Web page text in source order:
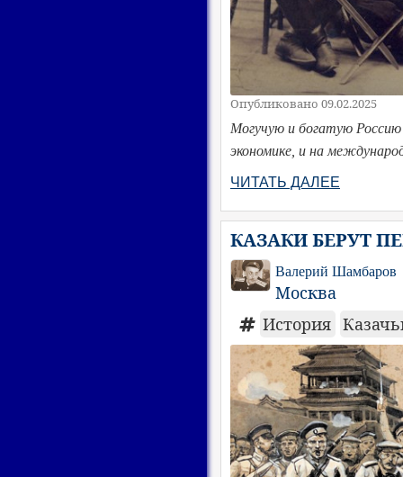
Опубликовано 09.02.2025
Могучую и богатую Россию
экономике, и на
ЧИТАТЬ ДАЛЕЕ
КАЗАКИ БЕРУТ
Валерий Шамбаров
Москва
История